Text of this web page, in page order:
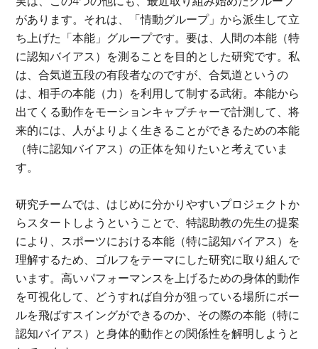
があります。それは、「情動グループ」から派生して立
ち上げた「本能」グループです。要は、人間の本能（特
に認知バイアス）を測ることを目的とした研究です。私
は、合気道五段の有段者なのですが、合気道というの
は、相手の本能（力）を利用して制する武術。本能から
出てくる動作をモーションキャプチャーで計測して、将
来的には、人がよりよく生きることができるための本能
（特に認知バイアス）の正体を知りたいと考えていま
す。
研究チームでは、はじめに分かりやすいプロジェクトか
らスタートしようということで、特認助教の先生の提案
により、スポーツにおける本能（特に認知バイアス）を
理解するため、ゴルフをテーマにした研究に取り組んで
います。高いパフォーマンスを上げるための身体的動作
を可視化して、どうすれば自分が狙っている場所にボー
ルを飛ばすスイングができるのか、その際の本能（特に
認知バイアス）と身体的動作との関係性を解明しようと